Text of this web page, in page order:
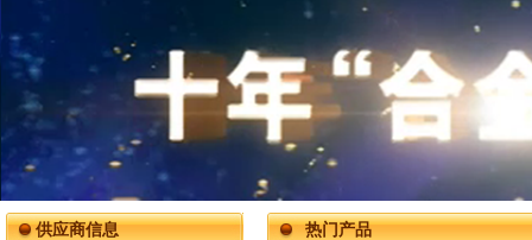
供应商信息 热门产品